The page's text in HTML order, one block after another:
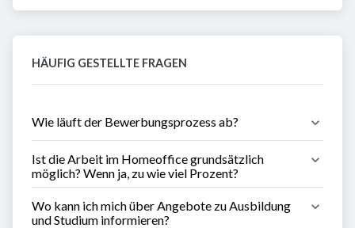
HÄUFIG GESTELLTE FRAGEN
Wie läuft der Bewerbungsprozess ab?
Ist die Arbeit im Homeoffice grundsätzlich
möglich? Wenn ja, zu wie viel Prozent?
Wo kann ich mich über Angebote zu Ausbildung
und Studium informieren?